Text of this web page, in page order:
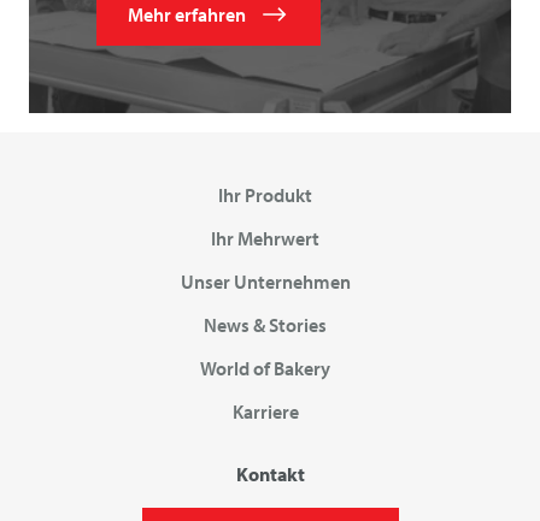
Mehr erfahren
Ihr Produkt
Ihr Mehrwert
Unser Unternehmen
News & Stories
World of Bakery
Karriere
Kontakt